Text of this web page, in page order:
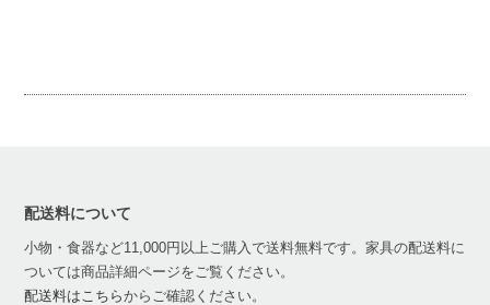
配送料について
小物・食器など11,000円以上ご購入で送料無料です。家具の配送料に
ついては商品詳細ページをご覧ください。
配送料はこちらからご確認ください。